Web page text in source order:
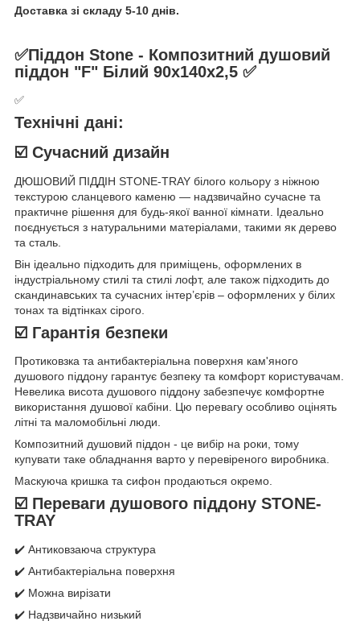
Доставка зі складу 5-10 днів.
✅Піддон Stone - Композитний душовий
піддон "F" Білий 90х140х2,5 ✅
✅
Технічні дані:
☑️ Сучасний дизайн
ДЮШОВИЙ ПІДДІН STONE-TRAY білого кольору з ніжною
текстурою сланцевого каменю — надзвичайно сучасне та
практичне рішення для будь-якої ванної кімнати. Ідеально
поєднується з натуральними матеріалами, такими як дерево
та сталь.
Він ідеально підходить для приміщень, оформлених в
індустріальному стилі та стилі лофт, але також підходить до
скандинавських та сучасних інтер’єрів – оформлених у білих
тонах та відтінках сірого.
☑️ Гарантія безпеки
Протиковзка та антибактеріальна поверхня кам'яного
душового піддону гарантує безпеку та комфорт користувачам.
Невелика висота душового піддону забезпечує комфортне
використання душової кабіни. Цю перевагу особливо оцінять
літні та маломобільні люди.
Композитний душовий піддон - це вибір на роки, тому
купувати таке обладнання варто у перевіреного виробника.
Маскуюча кришка та сифон продаються окремо.
☑️ Переваги душового піддону STONE-
TRAY
✔️ Антиковзаюча структура
✔️ Антибактеріальна поверхня
✔️ Можна вирізати
✔️ Надзвичайно низький